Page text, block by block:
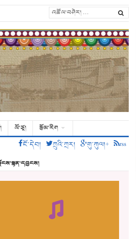
ལོ་ཙཱ།
རྩོམ་རིག
ངོ་དེབ།
ཀྲུའི་ཀྲར། གུ་ཀུལ།+ rss